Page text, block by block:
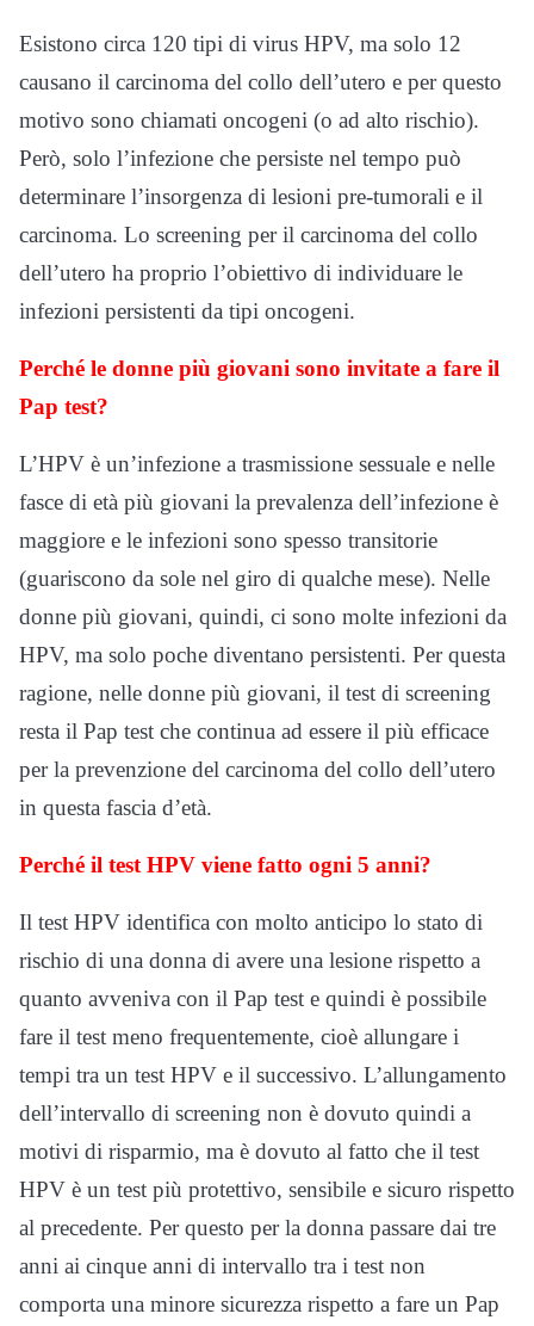
Esistono circa 120 tipi di virus HPV, ma solo 12
causano il carcinoma del collo dell’utero e per questo
motivo sono chiamati oncogeni (o ad alto rischio).
Però, solo l’infezione che persiste nel tempo può
determinare l’insorgenza di lesioni pre-tumorali e il
carcinoma. Lo screening per il carcinoma del collo
dell’utero ha proprio l’obiettivo di individuare le
infezioni persistenti da tipi oncogeni.
Perché le donne più giovani sono invitate a fare il
Pap test?
L’HPV è un’infezione a trasmissione sessuale e nelle
fasce di età più giovani la prevalenza dell’infezione è
maggiore e le infezioni sono spesso transitorie
(guariscono da sole nel giro di qualche mese). Nelle
donne più giovani, quindi, ci sono molte infezioni da
HPV, ma solo poche diventano persistenti. Per questa
ragione, nelle donne più giovani, il test di screening
resta il Pap test che continua ad essere il più efficace
per la prevenzione del carcinoma del collo dell’utero
in questa fascia d’età.
Perché il test HPV viene fatto ogni 5 anni?
Il test HPV identifica con molto anticipo lo stato di
rischio di una donna di avere una lesione rispetto a
quanto avveniva con il Pap test e quindi è possibile
fare il test meno frequentemente, cioè allungare i
tempi tra un test HPV e il successivo. L’allungamento
dell’intervallo di screening non è dovuto quindi a
motivi di risparmio, ma è dovuto al fatto che il test
HPV è un test più protettivo, sensibile e sicuro rispetto
al precedente. Per questo per la donna passare dai tre
anni ai cinque anni di intervallo tra i test non
comporta una minore sicurezza rispetto a fare un Pap